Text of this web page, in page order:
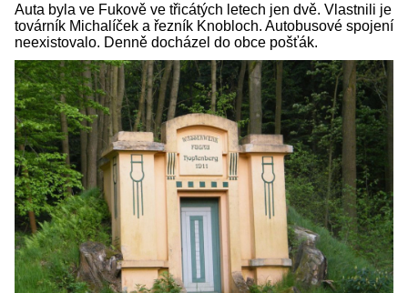
Auta byla ve Fukově ve třicátých letech jen dvě. Vlastnili je
továrník Michalíček a řezník Knobloch. Autobusové spojení
neexistovalo. Denně docházel do obce pošťák.